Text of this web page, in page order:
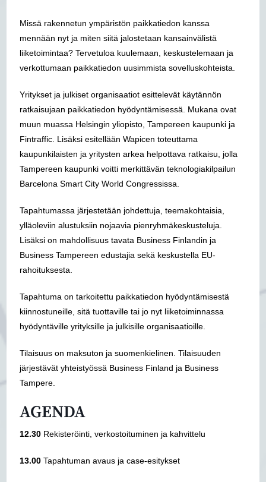
Missä rakennetun ympäristön paikkatiedon kanssa
mennään nyt ja miten siitä jalostetaan kansainvälistä
liiketoimintaa? Tervetuloa kuulemaan, keskustelemaan ja
verkottumaan paikkatiedon uusimmista sovelluskohteista.
Yritykset ja julkiset organisaatiot esittelevät käytännön
ratkaisujaan paikkatiedon hyödyntämisessä. Mukana ovat
muun muassa Helsingin yliopisto, Tampereen kaupunki ja
Fintraffic. Lisäksi esitellään Wapicen toteuttama
kaupunkilaisten ja yritysten arkea helpottava ratkaisu, jolla
Tampereen kaupunki voitti merkittävän teknologiakilpailun
Barcelona Smart City World Congressissa.
Tapahtumassa järjestetään johdettuja, teemakohtaisia,
ylläoleviin alustuksiin nojaavia pienryhmäkeskusteluja.
Lisäksi on mahdollisuus tavata Business Finlandin ja
Business Tampereen edustajia sekä keskustella EU-
rahoituksesta.
Tapahtuma on tarkoitettu paikkatiedon hyödyntämisestä
kiinnostuneille, sitä tuottaville tai jo nyt liiketoiminnassa
hyödyntäville yrityksille ja julkisille organisaatioille.
Tilaisuus on maksuton ja suomenkielinen. Tilaisuuden
järjestävät yhteistyössä Business Finland ja Business
Tampere.
AGENDA
12.30 Rekisteröinti, verkostoituminen ja kahvittelu
13.00 Tapahtuman avaus ja case-esitykset